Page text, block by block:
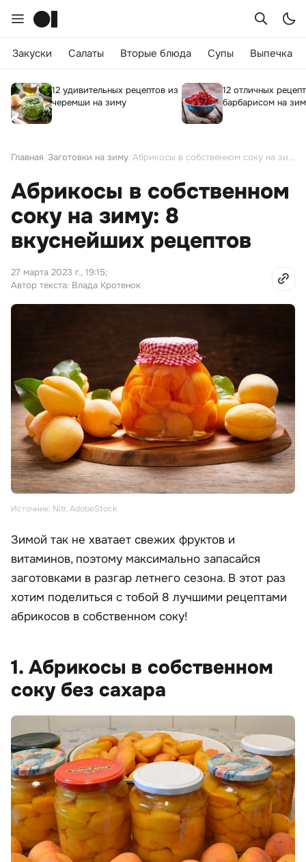
Закуски Салаты Вторые блюда Супы Выпечка
12 удивительных рецептов из
черемши на зиму
12 отличных
барбарисом на
Главная Заготовки на зиму Абрикосы в собственном соку на зиму: 8 вкуснейших рецептов
Абрикосы в собственном
соку на зиму: 8
вкуснейших рецептов
27 марта 2023 г., 19:15;
Автор текста: Влада Кротенок
Источник: Nitr, AdobeStock
Зимой так не хватает свежих фруктов и
витаминов, поэтому максимально запасайся
заготовками в разгар летнего сезона. В этот раз
хотим поделиться с тобой 8 лучшими рецептами
абрикосов в собственном соку!
1. Абрикосы в собственном
соку без сахара